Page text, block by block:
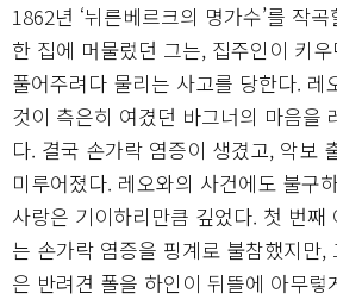
1862년 ‘뉘른베르크의 명가수’를 작
한 집에 머물렀던 그는, 집주인이 키
풀어주려다 물리는 사고를 당한다. 레
것이 측은히 여겼던 바그너의 마음을
다. 결국 손가락 염증이 생겼고, 악보
미루어졌다. 레오와의 사건에도 불구
사랑은 기이하리만큼 깊었다. 첫 번째
는 손가락 염증을 핑계로 불참했지만,
은 반려견 폴을 하인이 뒤뜰에 아무렇